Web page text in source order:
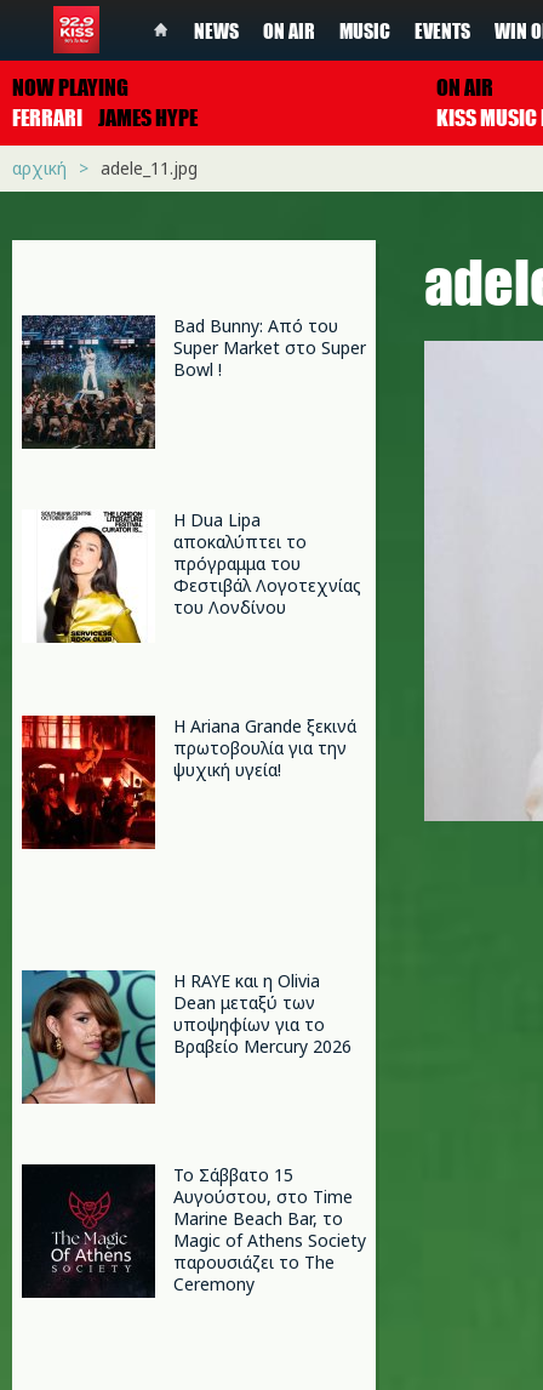
NEWS ON AIR MUSIC EVENTS WIN
NOW PLAYING
FERRARI JAMES HYPE
ON AIR
αρχική adele_11.jpg
Bad Bunny: Από του
Super Market στο Super
Bowl !
Η Dua Lipa
αποκαλύπτει το
πρόγραμμα του
Φεστιβάλ Λογοτεχνίας
του Λονδίνου
Η Ariana Grande ξεκινά
πρωτοβουλία για την
ψυχική υγεία!
Η RAYE και η Olivia
Dean μεταξύ των
υποψηφίων για το
Βραβείο Mercury 2026
Το Σάββατο 15
Αυγούστου, στο Time
Marine Beach Bar, το
Magic of Athens Society
παρουσιάζει το The
Ceremony